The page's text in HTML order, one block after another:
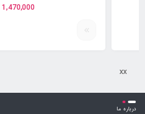
1,470,000
xx
درباره ما